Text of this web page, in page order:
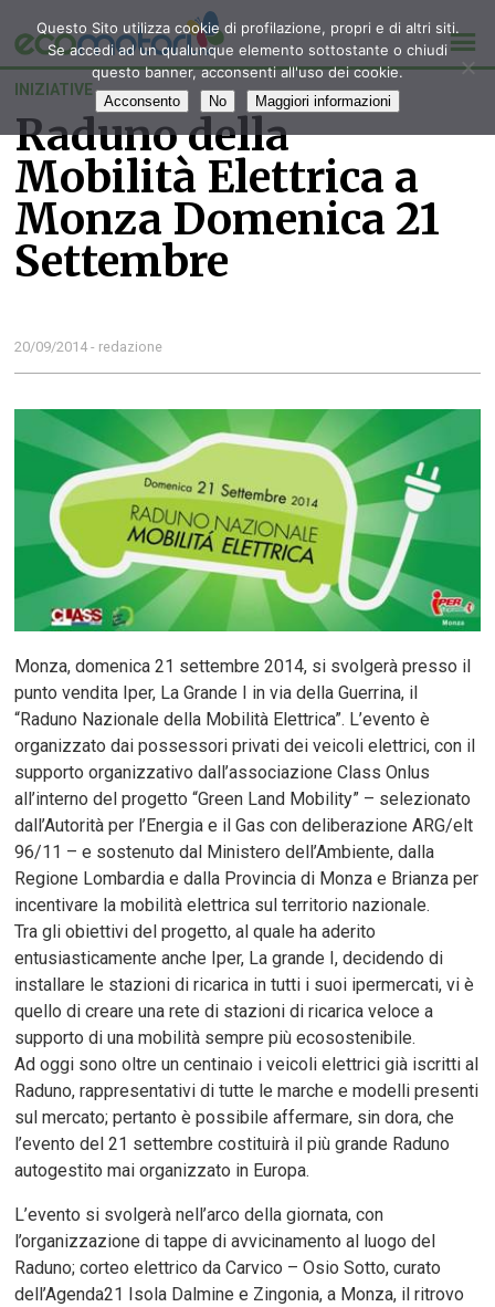
INIZIATIVE
Raduno della
Mobilità Elettrica a
Monza Domenica 21
Settembre
20/09/2014 - redazione
Monza, domenica 21 settembre 2014, si svolgerà presso il
punto vendita Iper, La Grande I in via della Guerrina, il
“Raduno Nazionale della Mobilità Elettrica”. L’evento è
organizzato dai possessori privati dei veicoli elettrici, con il
supporto organizzativo dall’associazione Class Onlus
all’interno del progetto “Green Land Mobility” – selezionato
dall’Autorità per l’Energia e il Gas con deliberazione ARG/elt
96/11 – e sostenuto dal Ministero dell’Ambiente, dalla
Regione Lombardia e dalla Provincia di Monza e Brianza per
incentivare la mobilità elettrica sul territorio nazionale.
Tra gli obiettivi del progetto, al quale ha aderito
entusiasticamente anche Iper, La grande I, decidendo di
installare le stazioni di ricarica in tutti i suoi ipermercati, vi è
quello di creare una rete di stazioni di ricarica veloce a
supporto di una mobilità sempre più ecosostenibile.
Ad oggi sono oltre un centinaio i veicoli elettrici già iscritti al
Raduno, rappresentativi di tutte le marche e modelli presenti
sul mercato; pertanto è possibile affermare, sin dora, che
l’evento del 21 settembre costituirà il più grande Raduno
autogestito mai organizzato in Europa.
L’evento si svolgerà nell’arco della giornata, con
l’organizzazione di tappe di avvicinamento al luogo del
Raduno; corteo elettrico da Carvico – Osio Sotto, curato
dell’Agenda21 Isola Dalmine e Zingonia, a Monza, il ritrovo
Questo Sito utilizza cookie di profilazione, propri e di altri siti.
Se accedi ad un qualunque elemento sottostante o chiudi
questo banner, acconsenti all'uso dei cookie.
Acconsento No Maggiori informazioni